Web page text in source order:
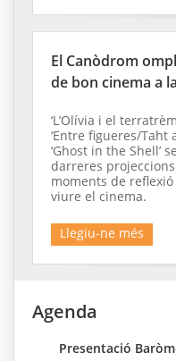
El Canòdrom
de bon cinema a
‘L’Olívia i el
‘Entre figueres/Taht
‘Ghost in the Shell’
darreres
moments de reflexió
viure el cinema.
Llegiu-ne més
Agenda
Presentació